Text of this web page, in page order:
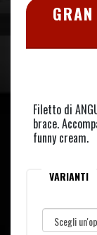
Filetto di
brace.
funny cream.
VARIANTI